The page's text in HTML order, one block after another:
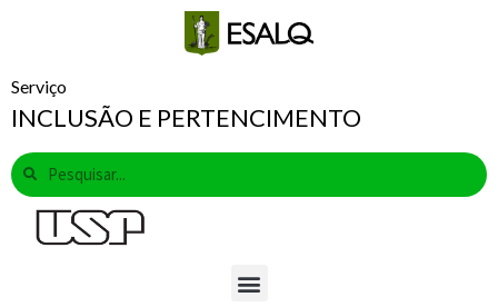
Serviço
INCLUSÃO E PERTENCIMENTO